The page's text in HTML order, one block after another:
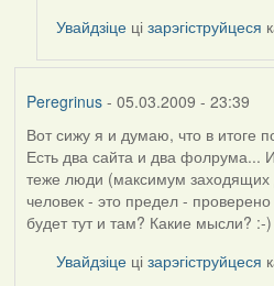
Увайдзіце цізарэгіструйцеся
Peregrinus- 05.03.2009 - 23:39
Вот сижу я и думаю, что в итоге
Есть два сайта и два фолрума...
теже люди (максимум заходящих
человек - это предел -
будет тут и там? Какие мысли? :-)
Увайдзіце цізарэгіструйцеся